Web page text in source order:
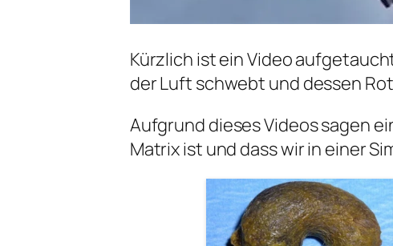
Kürzlich ist ein Video
der Luft schwebt und dessen
Aufgrund dieses Videos sagen
Matrix ist und dass wir in einer